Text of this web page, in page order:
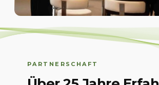
PARTNERSCHAFT